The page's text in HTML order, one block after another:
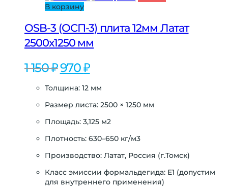
В корзину
OSB-3 (ОСП-3) плита 12мм Латат
2500х1250 мм
1 150₽ Первоначальная
цена
1
150 ₽.
970₽Текущая
цена:
Толщина: 12 мм
Размер листа: 2500 × 1250 мм
Площадь: 3,125 м2
Плотность: 630–650 кг/м3
Производство: Латат, Россия (г.Томск)
Класс эмиссии формальдегида: E1 (допустим
для внутреннего применения)